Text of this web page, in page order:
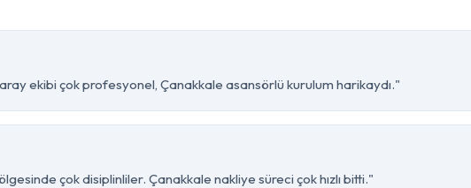
ekibi çok profesyonel, Çanakkale asansörlü kurulum harikaydı."
çok disiplinliler. Çanakkale nakliye süreci çok hızlı bitti."